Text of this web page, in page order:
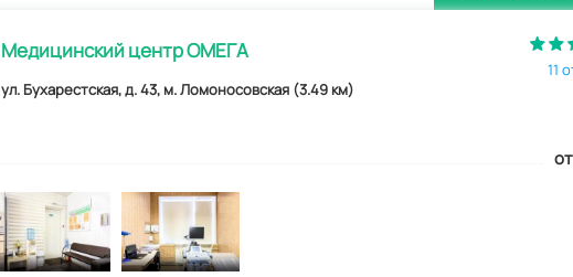
Медицинский центр ОМЕГА
ул. Бухарестская, д. 43, м. Ломоносовская (3.49 км)
11